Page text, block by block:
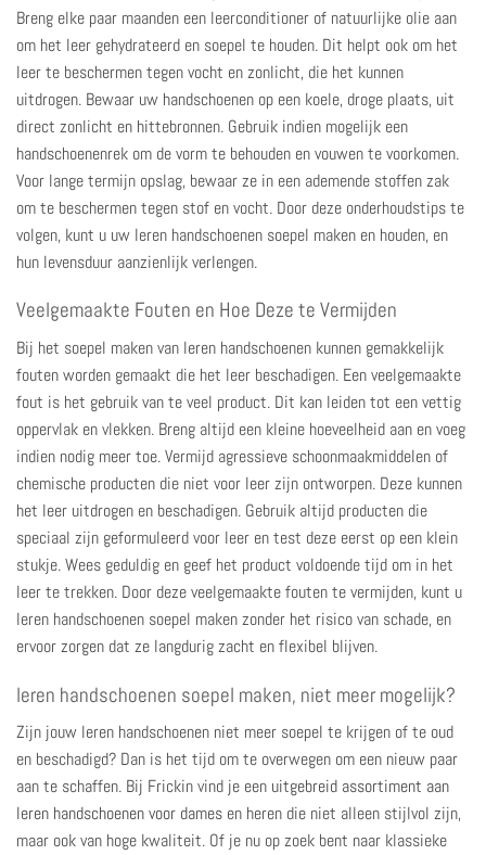
Breng elke paar maanden een leerconditioner of natuurlijke olie aan
om het leer gehydrateerd en soepel te houden. Dit helpt ook om het
leer te beschermen tegen vocht en zonlicht, die het kunnen
uitdrogen. Bewaar uw handschoenen op een koele, droge plaats, uit
direct zonlicht en hittebronnen. Gebruik indien mogelijk een
handschoenenrek om de vorm te behouden en vouwen te voorkomen.
Voor lange termijn opslag, bewaar ze in een ademende stoffen zak
om te beschermen tegen stof en vocht. Door deze onderhoudstips te
volgen, kunt u uw leren handschoenen soepel maken en houden, en
hun levensduur aanzienlijk verlengen.
Veelgemaakte Fouten en Hoe Deze te Vermijden
Bij het soepel maken van leren handschoenen kunnen gemakkelijk
fouten worden gemaakt die het leer beschadigen. Een veelgemaakte
fout is het gebruik van te veel product. Dit kan leiden tot een vettig
oppervlak en vlekken. Breng altijd een kleine hoeveelheid aan en voeg
indien nodig meer toe. Vermijd agressieve schoonmaakmiddelen of
chemische producten die niet voor leer zijn ontworpen. Deze kunnen
het leer uitdrogen en beschadigen. Gebruik altijd producten die
speciaal zijn geformuleerd voor leer en test deze eerst op een klein
stukje. Wees geduldig en geef het product voldoende tijd om in het
leer te trekken. Door deze veelgemaakte fouten te vermijden, kunt u
leren handschoenen soepel maken zonder het risico van schade, en
ervoor zorgen dat ze langdurig zacht en flexibel blijven.
leren handschoenen soepel maken, niet meer mogelijk?
Zijn jouw leren handschoenen niet meer soepel te krijgen of te oud
en beschadigd? Dan is het tijd om te overwegen om een nieuw paar
aan te schaffen. Bij Frickin vind je een uitgebreid assortiment aan
leren handschoenen voor dames en heren die niet alleen stijlvol zijn,
maar ook van hoge kwaliteit. Of je nu op zoek bent naar klassieke